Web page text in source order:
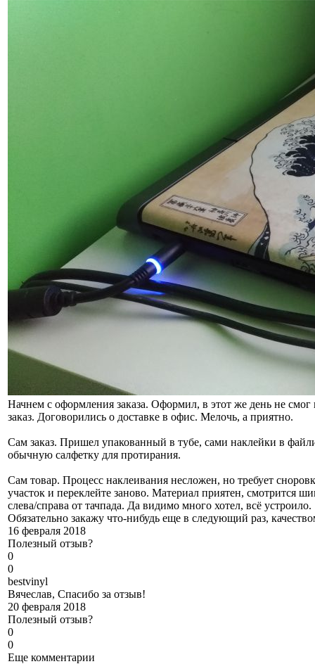
Начнем с оформления заказа. Оформил, в этот же день не
заказ. Договорились о доставке в офис. Мелочь, а приятно.
Сам заказ. Пришел упакованный в тубе, сами наклейки в
обычную салфетку для протирания.
Сам товар. Процесс наклеивания несложен, но требует
участок и переклейте заново. Материал приятен, смотрится
слева/справа от тачпада. Да видимо много хотел, всё устроило.
Обязательно закажу что-нибудь еще в следующий раз,
16 февраля 2018
Полезный отзыв?
0
0
bestvinyl
Вячеслав, Спасибо за отзыв!
20 февраля 2018
Полезный отзыв?
0
0
Еще комментарии